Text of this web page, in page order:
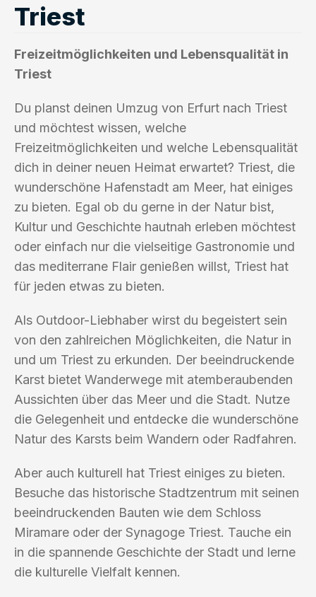
Triest
Freizeitmöglichkeiten und Lebensqualität in
Triest
Du planst deinen Umzug von Erfurt nach Triest
und möchtest wissen, welche
Freizeitmöglichkeiten und welche Lebensqualität
dich in deiner neuen Heimat erwartet? Triest, die
wunderschöne Hafenstadt am Meer, hat einiges
zu bieten. Egal ob du gerne in der Natur bist,
Kultur und Geschichte hautnah erleben möchtest
oder einfach nur die vielseitige Gastronomie und
das mediterrane Flair genießen willst, Triest hat
für jeden etwas zu bieten.
Als Outdoor-Liebhaber wirst du begeistert sein
von den zahlreichen Möglichkeiten, die Natur in
und um Triest zu erkunden. Der beeindruckende
Karst bietet Wanderwege mit atemberaubenden
Aussichten über das Meer und die Stadt. Nutze
die Gelegenheit und entdecke die wunderschöne
Natur des Karsts beim Wandern oder Radfahren.
Aber auch kulturell hat Triest einiges zu bieten.
Besuche das historische Stadtzentrum mit seinen
beeindruckenden Bauten wie dem Schloss
Miramare oder der Synagoge Triest. Tauche ein
in die spannende Geschichte der Stadt und lerne
die kulturelle Vielfalt kennen.